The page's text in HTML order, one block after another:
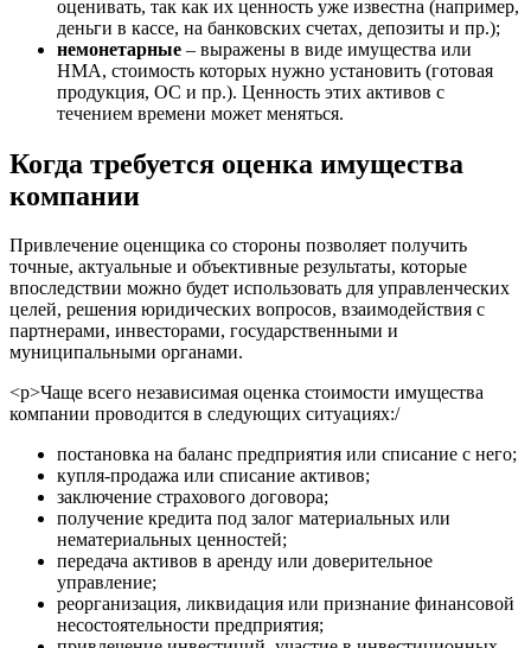
оценивать, так как их ценность уже известна (например,
деньги в кассе, на банковских счетах, депозиты и пр.);
немонетарные – выражены в виде имущества или
НМА, стоимость которых нужно установить (готовая
продукция, ОС и пр.). Ценность этих активов с
течением времени может меняться.
Когда требуется оценка имущества
компании
Привлечение оценщика со стороны позволяет получить
точные, актуальные и объективные результаты, которые
впоследствии можно будет использовать для управленческих
целей, решения юридических вопросов, взаимодействия с
партнерами, инвесторами, государственными и
муниципальными органами.
<р>Чаще всего независимая оценка стоимости имущества
компании проводится в следующих ситуациях:/
постановка на баланс предприятия или списание с него;
купля-продажа или списание активов;
заключение страхового договора;
получение кредита под залог материальных или
нематериальных ценностей;
передача активов в аренду или доверительное
управление;
реорганизация, ликвидация или признание финансовой
несостоятельности предприятия;
Владикавказ
Владимир
Волгоград
Волгодонск
Вологда
Волоколамск
Волхов
Вольск
Воркута
Воронеж
Воскресенск
Воткинск
Всеволожск
Выкса
Вязники
Вязьма
Вятские Поляны
Гатчина
Геленджик